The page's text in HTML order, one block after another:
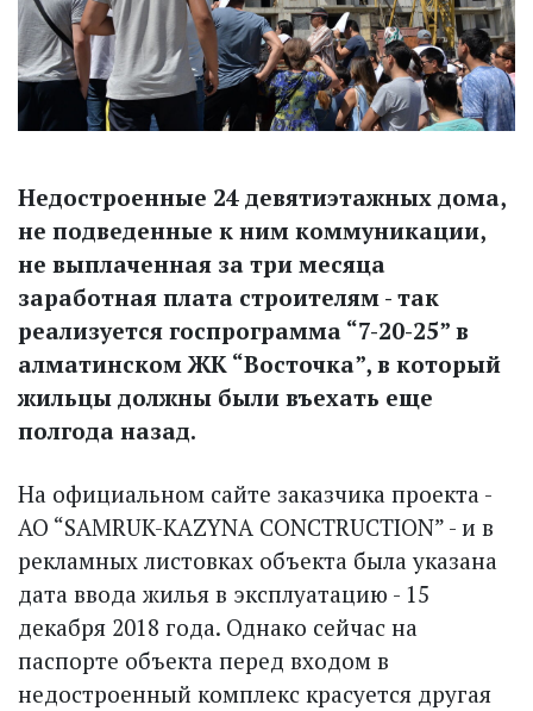
Недостроенные 24 девятиэтажных дома,
не подведенные к ним коммуникации,
не выплаченная за три месяца
заработная плата строителям - так
реализуется госпрограмма “7-20-25” в
алматинском ЖК “Восточка”, в который
жильцы должны были въехать еще
полгода назад.
На официальном сайте заказчика проекта -
АО “SAMRUK-KAZYNA CONCTRUCTION” - и в
рекламных листовках объекта была указана
дата ввода жилья в эксплуатацию - 15
декабря 2018 года. Однако сейчас на
паспорте объекта перед входом в
недостроенный комплекс красуется другая